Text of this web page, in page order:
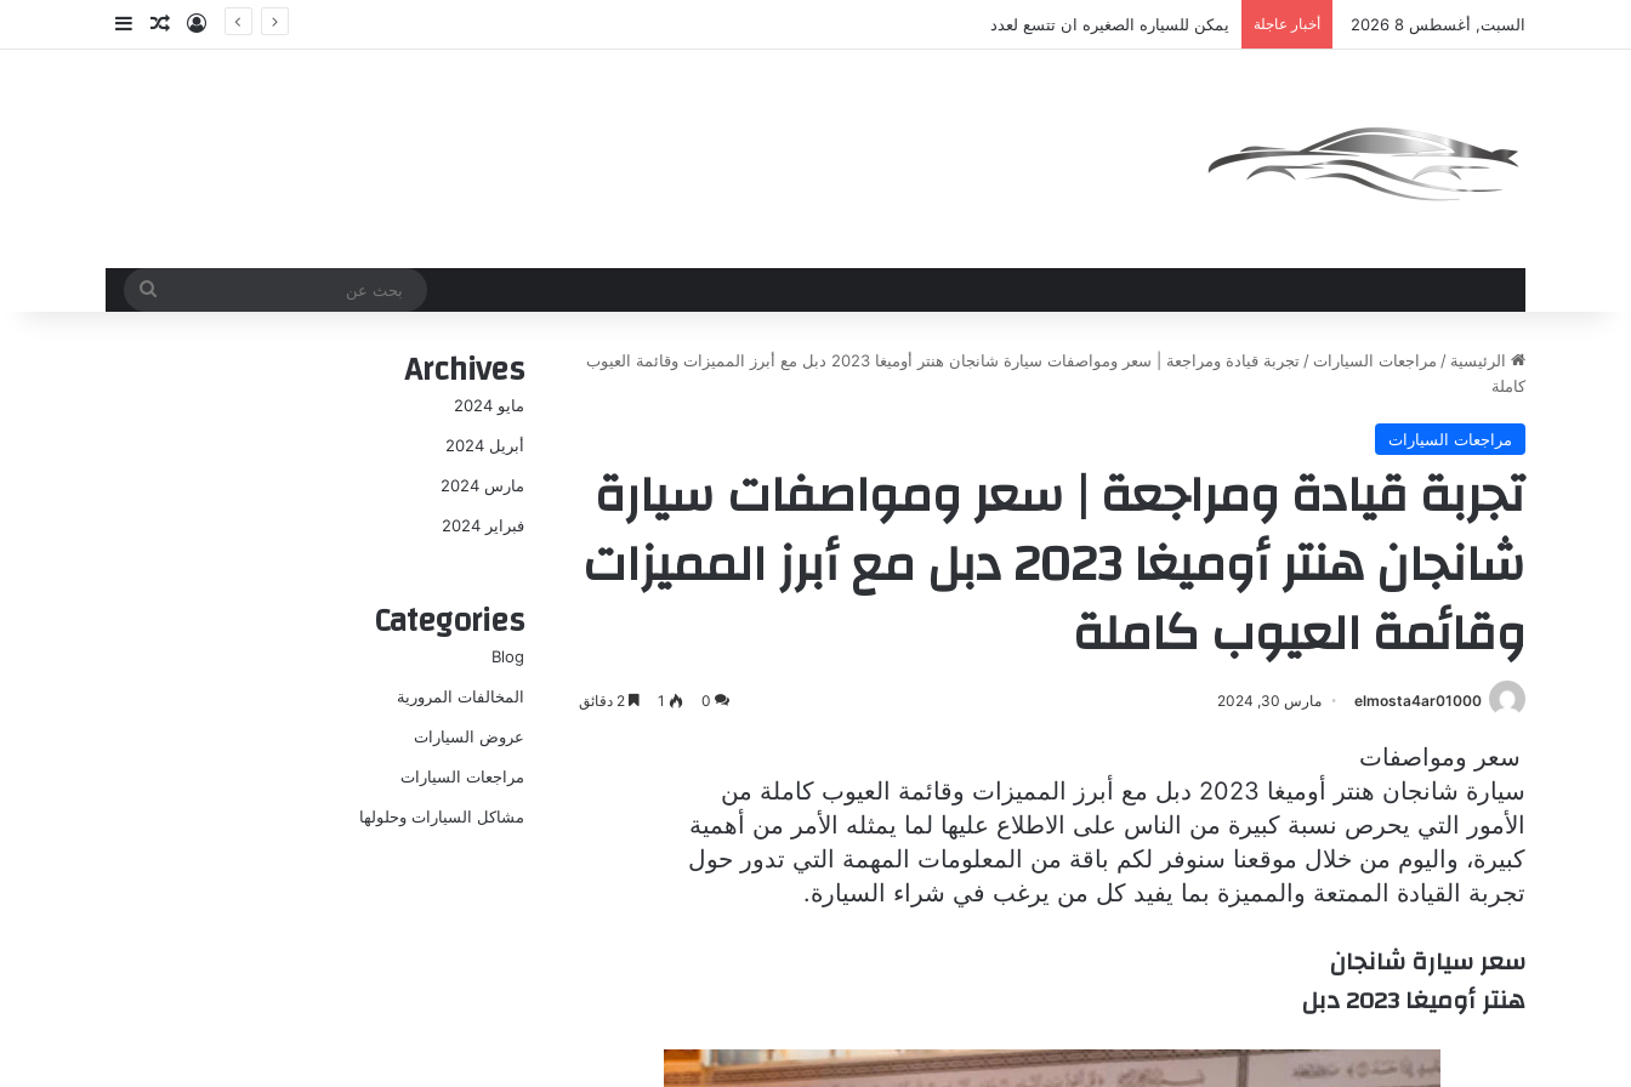
السبت, أغسطس 8 2026 أخبار عاجلة يمكن للسياره الصغيره ان تتسع لعدد تسجيل الدخول
مقال عشوائي
إضافة عمود
بحث
الرئيسية / مراجعات السيارات /
تجربة قيادة ومراجعة | سعر ومواصفات سيارة شانجان هنتر أوميغا 2023 دبل مع أبرز المميزات وقائمة العيوب
كاملة
مراجعات السيارات
تجربة قيادة ومراجعة | سعر ومواصفات سيارة
شانجان هنتر أوميغا 2023 دبل مع أبرز المميزات
وقائمة العيوب كاملة
elmosta4ar01000 مارس 30, 2024 0
1
سعر ومواصفات
سيارة شانجان هنتر أوميغا 2023 دبل مع أبرز المميزات وقائمة العيوب كاملة من
الأمور التي يحرص نسبة كبيرة من الناس على الاطلاع عليها لما يمثله الأمر من أهمية
كبيرة، واليوم من خلال موقعنا سنوفر لكم باقة من المعلومات المهمة التي تدور حول
تجربة القيادة الممتعة والمميزة بما يفيد كل من يرغب في شراء السيارة.
سعر سيارة شانجان
هنتر أوميغا 2023 دبل
Archives
مايو 2024
أبريل 2024
مارس 2024
فبراير 2024
Categories
Blog
المخالفات المرورية
عروض السيارات
مراجعات السيارات
مشاكل السيارات وحلولها